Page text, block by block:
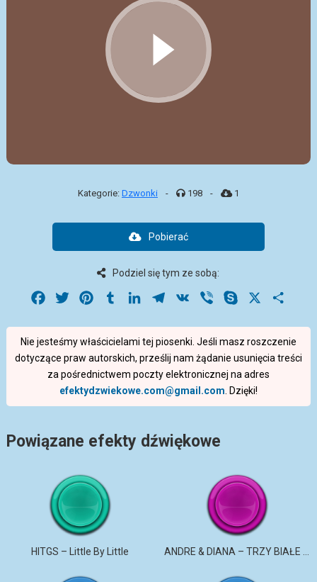
Kategorie: Dzwonki - 198 - 1
Pobierać
Podziel się tym ze sobą:
Facebook
Twitter PinterestTumblrLinkedInTelegram
VK Viber Skype
Nie jesteśmy właścicielami tej piosenki. Jeśli masz roszczenie
dotyczące praw autorskich, prześlij nam żądanie usunięcia treści
za pośrednictwem poczty elektronicznej na adres
efektydzwiekowe.com@gmail.com . Dzięki!
Powiązane efekty dźwiękowe
HITGS – Little By Little